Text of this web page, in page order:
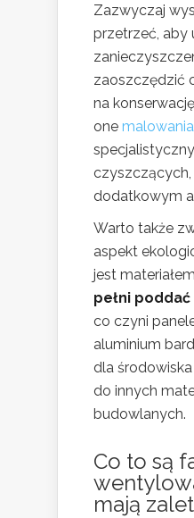
Zazwyczaj
przetrzeć, aby
zaoszczędzić
na
one malowania
czyszczących,
dodatkowym
Warto także
aspekt
jest
pełni
co czyni
aluminium
dla
do innych
budowlanych.
Co to są
mają